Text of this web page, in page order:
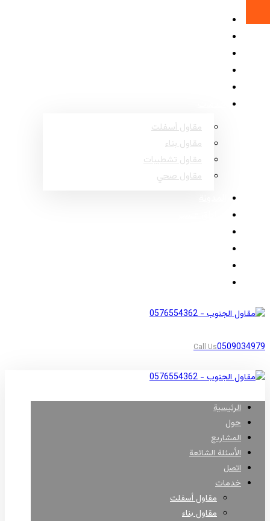
مقاول أسفلت
مقاول بناء
مقاول تشطيبات
مقاول صحي
Call Us0509034979
الرئيسية
حول
المشاريع
الأسئلة الشائعة
اتصل
خدمات
مقاول أسفلت
مقاول بناء